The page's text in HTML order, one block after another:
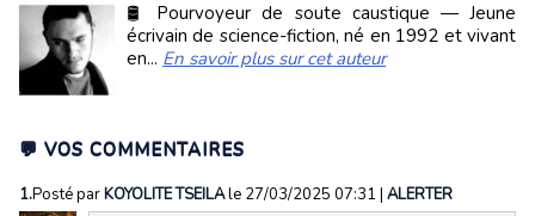
🛢️ Pourvoyeur de soute caustique — Jeune
écrivain de science-fiction, né en 1992 et vivant
en... En savoir plus sur cet auteur
💬 VOS COMMENTAIRES
1.Posté parKOYOLITE TSEILAle 27/03/2025 07:31 | ALERTER